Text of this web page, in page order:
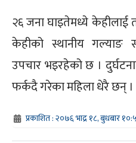
२६ जना घाइतेमध्ये
केहीको स्थानीय गल्याङ
उपचार भइरहेको छ ।
फर्कदै गरेका महिला धेरै छन् ।
प्रकाशित : २०७६ भाद्र १८, बुधबार